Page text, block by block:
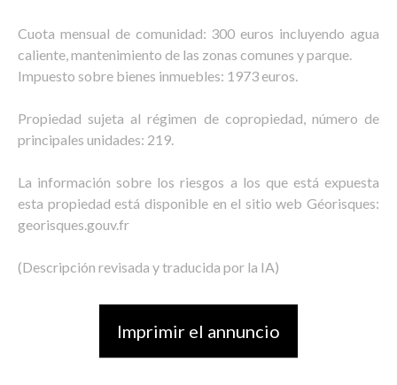
Cuota mensual de comunidad: 300 euros incluyendo agua
caliente, mantenimiento de las zonas comunes y parque.
Impuesto sobre bienes inmuebles: 1973 euros.
Propiedad sujeta al régimen de copropiedad, número de
principales unidades: 219.
La información sobre los riesgos a los que está expuesta
esta propiedad está disponible en el sitio web Géorisques:
georisques.gouv.fr
(Descripción revisada y traducida por la IA)
Imprimir el annuncio